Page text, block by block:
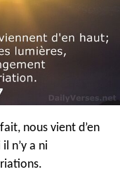
nous vient d’en
n’y a ni